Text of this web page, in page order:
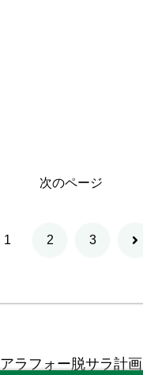
次のページ
1 2 3 次
アラフォー脱サラ計画